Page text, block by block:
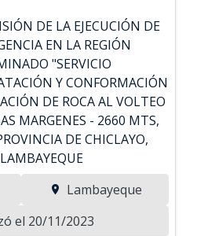
DE LA EJECUCIÓN DE
EN LA REGIÓN
"SERVICIO
Y CONFORMACIÓN
DE ROCA AL VOLTEO
MARGENES - 2660 MTS,
DE CHICLAYO,
Lambayeque
el 20/11/2023